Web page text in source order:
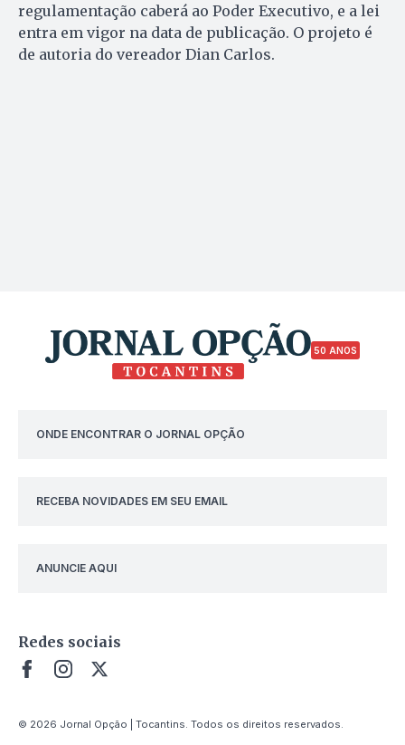
regulamentação caberá ao Poder Executivo, e a lei
entra em vigor na data de publicação. O projeto é
de autoria do vereador Dian Carlos.
50 ANOS
ONDE ENCONTRAR O JORNAL OPÇÃO
RECEBA NOVIDADES EM SEU EMAIL
ANUNCIE AQUI
Redes sociais
© 2026 Jornal Opção | Tocantins. Todos os direitos reservados.